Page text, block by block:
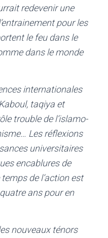
redevenir une
pour les
le feu dans le
dans le monde
internationales
taqiya et
trouble de l’islamo-
Les réflexions
universitaires
encablures de
de l’action est
ans pour en
nouveaux ténors